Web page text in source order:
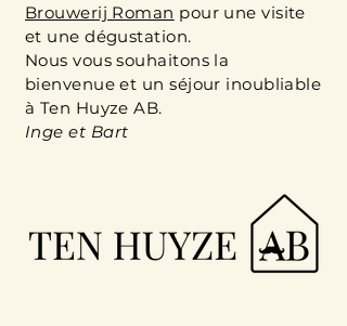
Brouwerij Roman pour une visite
et une dégustation.
Nous vous souhaitons la
bienvenue et un séjour inoubliable
à Ten Huyze AB.
Inge et Bart